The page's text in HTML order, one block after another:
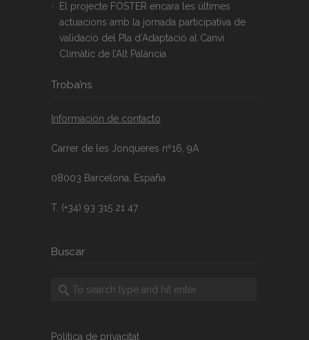
El projecte FOSTER encara les últimes
actuacions amb la jornada participativa de
validació del Pla d’Adaptació al Canvi
Climàtic de l’Alt Palància
Troba’ns
Información de contacto
Carrer de les Jonqueres nº16, 9A
08003 Barcelona, España
T. (+34) 93 315 21 47
Buscar
Política de privacitat